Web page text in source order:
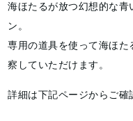
海ほたるが放つ幻想的な青
ン。
専用の道具を使って海ほた
察していただけます。
詳細は下記ページからご確